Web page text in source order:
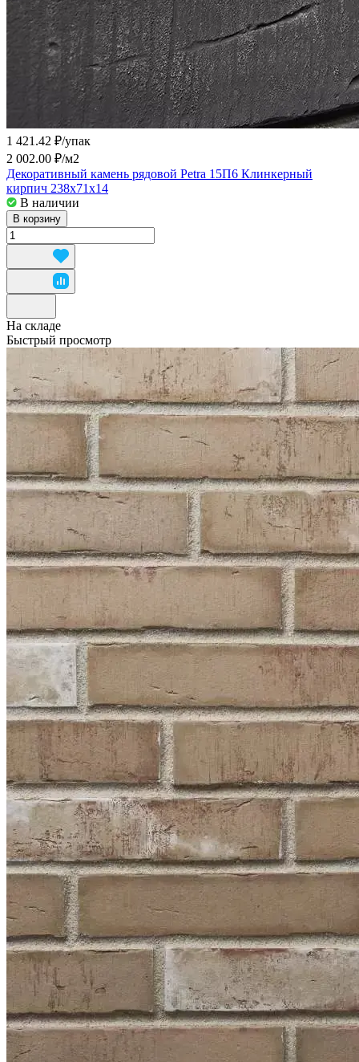
1 421.42 ₽/упак
2 002.00 ₽/м2
Декоративный камень рядовой Petra 15П6 Клинкерный
кирпич 238х71х14
В наличии
В корзину
На складе
Быстрый просмотр